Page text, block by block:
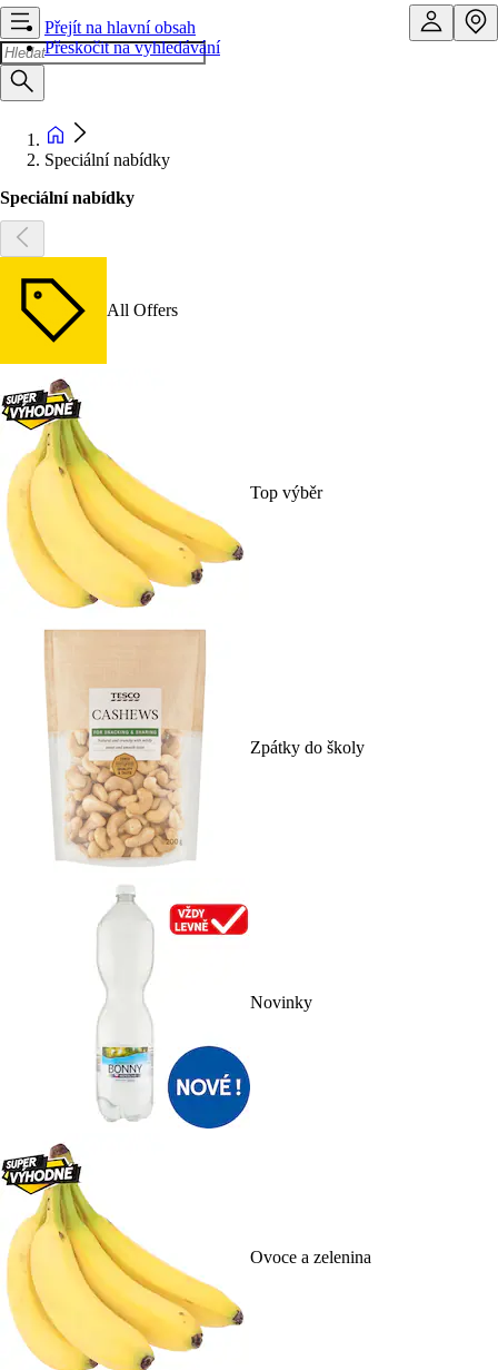
Přejít na hlavní obsah
Přeskočit na vyhledávání
Speciální nabídky
Speciální nabídky
All Offers
Top výběr
Zpátky do školy
Novinky
Ovoce a zelenina